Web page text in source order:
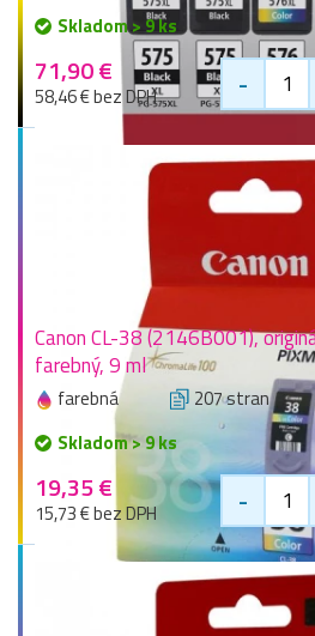
Skladom > 9 ks
71,90 €
58,46 € bez DPH -
Canon CL-38 (2146B001),
farebný, 9 ml
farebná 207 stran
Skladom > 9 ks
19,35 €
15,73 € bez DPH -